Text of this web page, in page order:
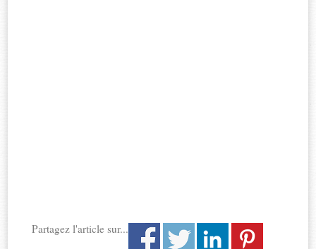
Partagez l'article sur...